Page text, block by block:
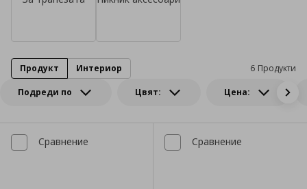
Подреди по Цвят: Цена:
6 Продукти
Продукт Интериор
Сравнение Сравнение